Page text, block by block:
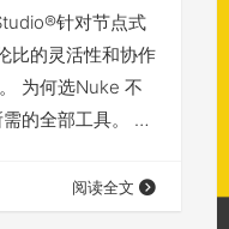
针对节点式
比的灵活性和协作
为何选Nuke 不
的全部工具。 从
代的生产任务需求
表现。 Nuke的节
阅读全文